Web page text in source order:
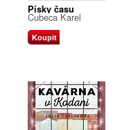
Písky času
Cubeca Karel
Koupit